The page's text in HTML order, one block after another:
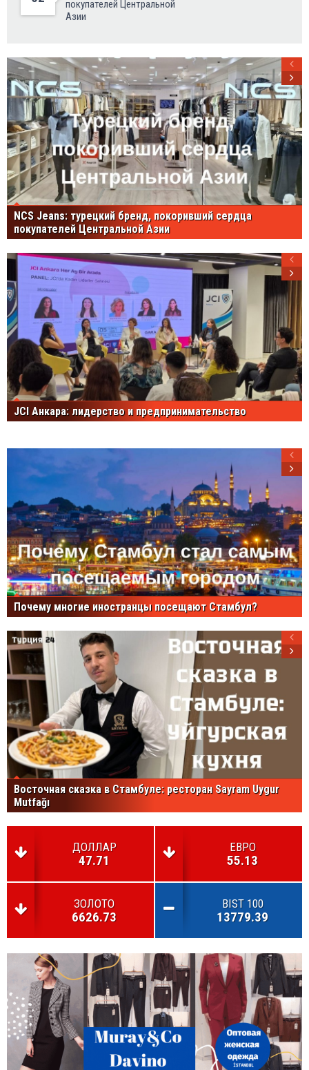
покупателей Центральной
Азии
NCS Jeans: турецкий бренд, покоривший сердца
покупателей Центральной Азии
JCI Анкара: лидерство и предпринимательство
Почему многие иностранцы посещают Стамбул?
Восточная сказка в Стамбуле: ресторан Sayram Uygur
Mutfağı
ДОЛЛАР
47.71
ЕВРО
55.13
ЗОЛОТО
6626.73
BIST 100
13779.39